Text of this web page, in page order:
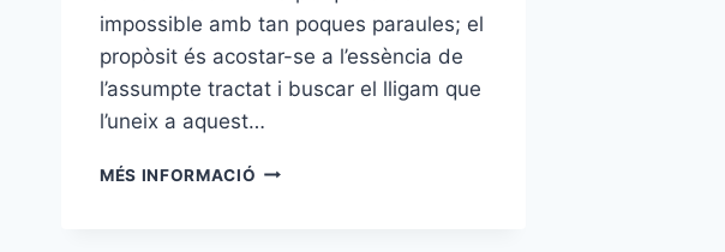
impossible amb tan poques paraules; el
propòsit és acostar-se a l’essència de
l’assumpte tractat i buscar el lligam que
l’uneix a aquest…
MÉS INFORMACIÓ PÀGINES